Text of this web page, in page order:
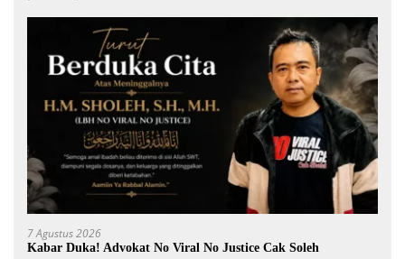
7 Agustus 2026
Kabar Duka! Advokat No Viral No Justice Cak Soleh